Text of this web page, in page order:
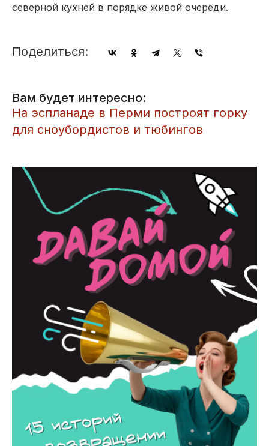
северной кухней в порядке живой очереди.
Поделиться:
Вам будет интересно:
​На эспланаде в Перми построят горку
для сноубордистов и тюбингов